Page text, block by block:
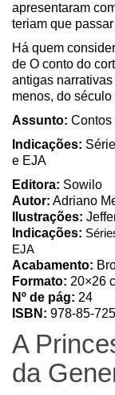
apresentaram
teriam que
Há quem
de O conto do
antigas
menos, do
Assunto: Contos
Indicações:
e EJA
Editora: Sowilo
Autor: Adriano
Ilustrações:
Indicações:
EJA
Acabamento:
Formato: 20×26
Nº de pág: 24
ISBN: 978-85-
A
da